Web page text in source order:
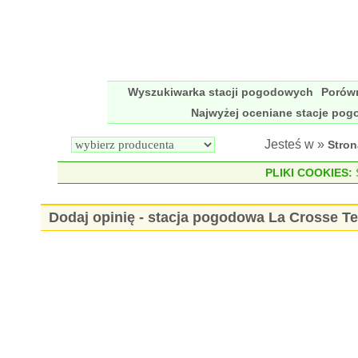
Wyszukiwarka stacji pogodowych
Najwyżej oceniane stacje
Jesteś w »
PLIKI COOKIES:
Dodaj opinię - stacja pogodowa La Crosse